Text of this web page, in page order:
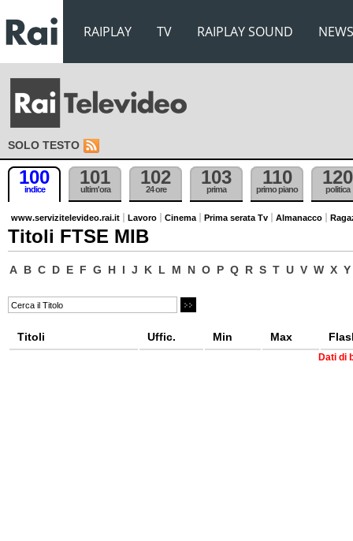
RAIPLAY TV RAIPLAY SOUND NEWS
SOLO TESTO
100
indice
101
ultim'ora
102
24 ore
103
prima
110
primo piano
120
politica
www.servizitelevideo.rai.it Lavoro Cinema Prima serata Tv Almanacco
Titoli FTSE MIB
A B C D E F G H I J K L M N O P Q R S T U V W X Y
Titoli Uffic. Min Max
Dati di